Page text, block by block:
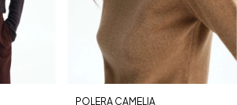
POLERA CAMELIA